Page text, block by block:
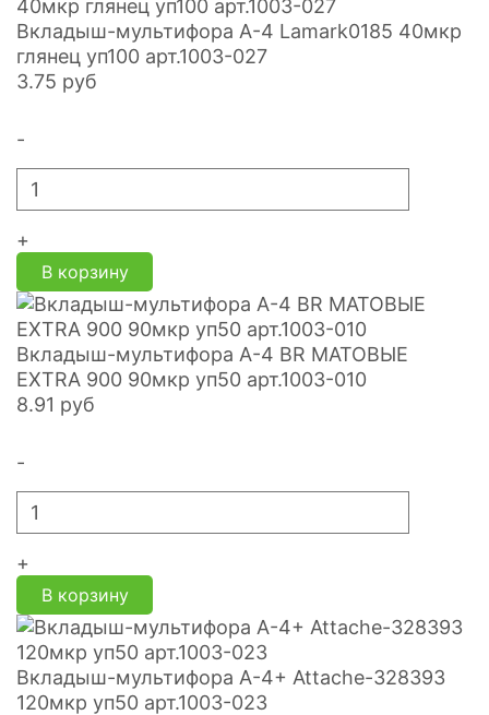
Вкладыш-мультифора A-4 Lamark0185 40мкр
глянец уп100 арт.1003-027
3.75 руб
-
+
В корзину
Вкладыш-мультифора A-4 BR МАТОВЫЕ
EXTRA 900 90мкр уп50 арт.1003-010
8.91 руб
-
+
В корзину
Вкладыш-мультифора А-4+ Attache-328393
120мкр уп50 арт.1003-023